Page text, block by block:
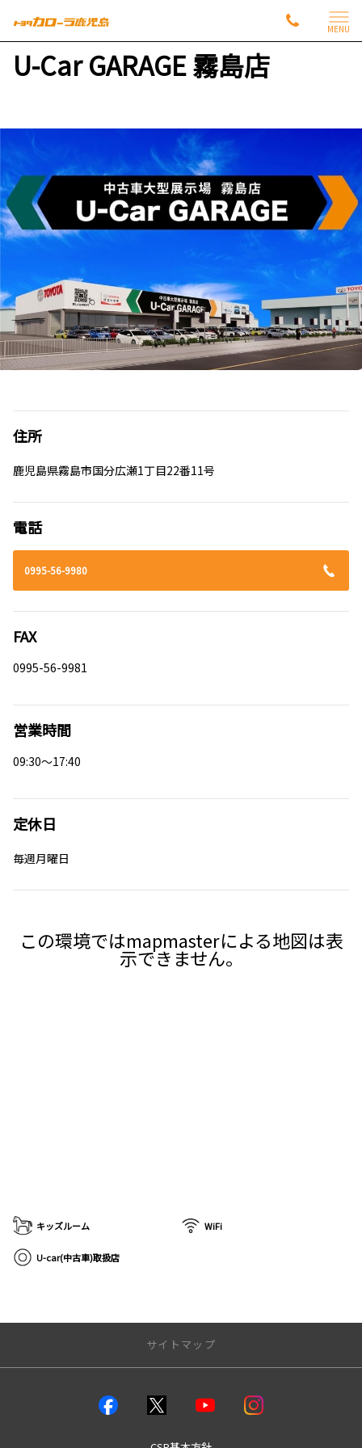
MENU
U-Car GARAGE 霧島店
住所
鹿児島県霧島市国分広瀬1丁目22番11号
電話
0995-56-9980
FAX
0995-56-9981
営業時間
09:30～17:40
定休日
毎週月曜日
キッズルーム WiFi
U-car(中古車)取扱店
この環境ではmapmasterによる地図は表
示できません。
サイトマップ